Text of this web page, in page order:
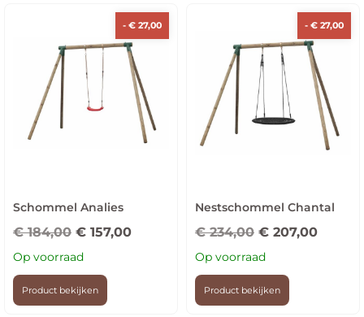
-€ 27,00
Schommel Analies
€184,00 € 157,00
Op voorraad
Product bekijken
-€ 27,00
Nestschommel Chantal
€234,00 € 207,00
Op voorraad
Product bekijken